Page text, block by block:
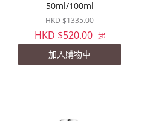
50ml/100ml
HKD $1335.00
HKD $520.00 起
加入購物車